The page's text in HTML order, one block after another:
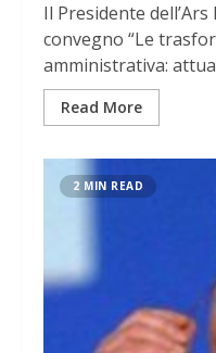
Il Presidente
convegno “Le
amministrativa:
Read More
2 MIN READ